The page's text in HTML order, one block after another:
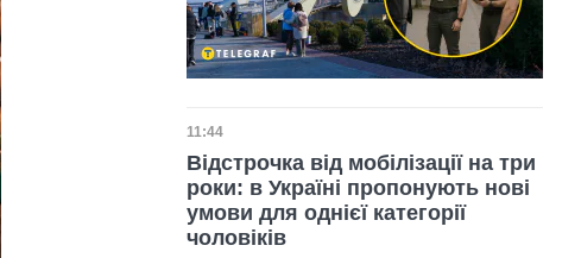
Дата публікації
11:44
Відстрочка від мобілізації на три
роки: в Україні пропонують нові
умови для однієї категорії
чоловіків